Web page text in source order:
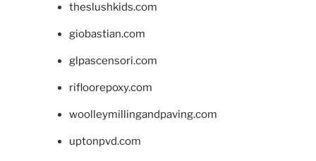
theslushkids.com
giobastian.com
glpascensori.com
rifloorepoxy.com
woolleymillingandpaving.com
uptonpvd.com